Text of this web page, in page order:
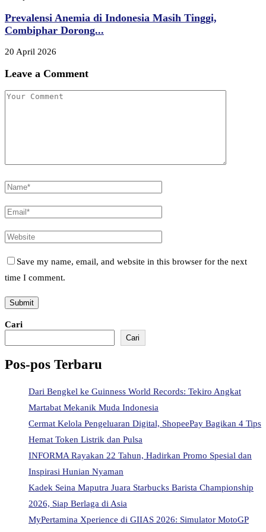
Prevalensi Anemia di Indonesia Masih Tinggi,
Combiphar Dorong...
20 April 2026
Leave a Comment
Save my name, email, and website in this browser for the next
time I comment.
Cari
Cari
Pos-pos Terbaru
Dari Bengkel ke Guinness World Records: Tekiro Angkat
Martabat Mekanik Muda Indonesia
Cermat Kelola Pengeluaran Digital, ShopeePay Bagikan 4 Tips
Hemat Token Listrik dan Pulsa
INFORMA Rayakan 22 Tahun, Hadirkan Promo Spesial dan
Inspirasi Hunian Nyaman
Kadek Seina Maputra Juara Starbucks Barista Championship
2026, Siap Berlaga di Asia
MyPertamina Xperience di GIIAS 2026: Simulator MotoGP